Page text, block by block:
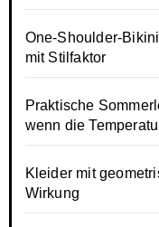
One-Shoulder-
mit Stilfaktor
Praktische
wenn die
Kleider mit
Wirkung